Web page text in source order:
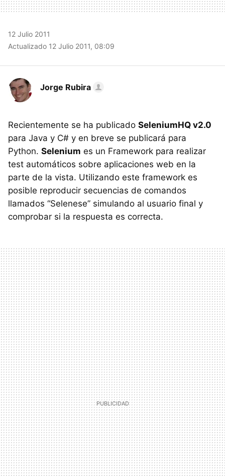
12 Julio 2011
Actualizado 12 Julio 2011, 08:09
Jorge Rubira
Recientemente se ha publicado SeleniumHQ v2.0
para Java y C# y en breve se publicará para
Python. Selenium es un Framework para realizar
test automáticos sobre aplicaciones web en la
parte de la vista. Utilizando este framework es
posible reproducir secuencias de comandos
llamados “Selenese” simulando al usuario final y
comprobar si la respuesta es correcta.